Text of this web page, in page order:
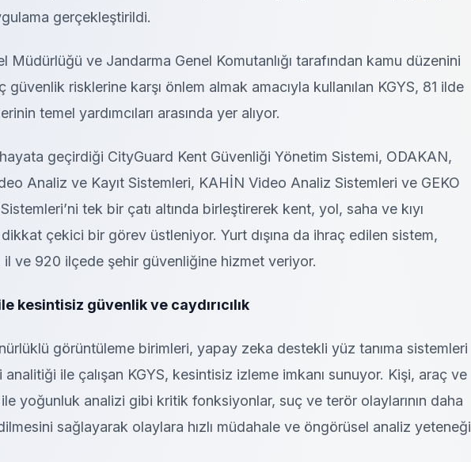
gerçekleştirildi.
Müdürlüğü ve Jandarma Genel Komutanlığı tarafından kamu düzenini
güvenlik risklerine karşı önlem almak amacıyla kullanılan KGYS, 81 ilde
temel yardımcıları arasında yer alıyor.
hayata geçirdiği CityGuard Kent Güvenliği Yönetim Sistemi, ODAKAN,
Analiz ve Kayıt Sistemleri, KAHİN Video Analiz Sistemleri ve GEKO
tek bir çatı altında birleştirerek kent, yol, saha ve kıyı
çekici bir görev üstleniyor. Yurt dışına da ihraç edilen sistem,
il ve 920 ilçede şehir güvenliğine hizmet veriyor.
kesintisiz güvenlik ve caydırıcılık
görüntüleme birimleri, yapay zeka destekli yüz tanıma sistemleri
ile çalışan KGYS, kesintisiz izleme imkanı sunuyor. Kişi, araç ve
ile yoğunluk analizi gibi kritik fonksiyonlar, suç ve terör olaylarının daha
sağlayarak olaylara hızlı müdahale ve öngörüsel analiz yeteneği